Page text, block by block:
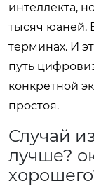
интеллекта,
тысяч юаней.
терминах. И
путь
конкретной
простоя.
Случай
лучше?